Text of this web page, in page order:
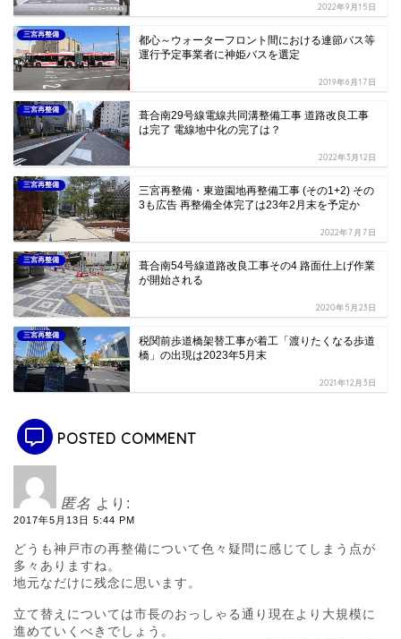
2022年9月15日
三宮再整備
都心～ウォーターフロント間における連節バス等
運行予定事業者に神姫バスを選定
2019年6月17日
三宮再整備
葺合南29号線電線共同溝整備工事 道路改良工事
は完了 電線地中化の完了は？
2022年3月12日
三宮再整備
三宮再整備・東遊園地再整備工事 (その1+2) その
3も広告 再整備全体完了は23年2月末を予定か
2022年7月7日
三宮再整備
葺合南54号線道路改良工事その4 路面仕上げ作業
が開始される
2020年5月23日
三宮再整備
税関前歩道橋架替工事が着工「渡りたくなる歩道
橋」の出現は2023年5月末
2021年12月3日
POSTED COMMENT
匿名 より:
2017年5月13日 5:44 PM
どうも神戸市の再整備について色々疑問に感じてしまう点が
多々ありますね。
地元なだけに残念に思います。
立て替えについては市長のおっしゃる通り現在より大規模に
進めていくべきでしょう。